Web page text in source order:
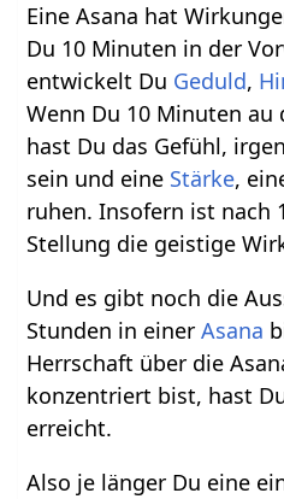
Eine Asana hat
Du 10 Minuten in der
entwickelt Du Geduld,
Wenn Du 10 Minuten
hast Du das Gefühl,
sein und eine Stärke,
ruhen. Insofern ist nach
Stellung die geistige
Und es gibt noch die
Stunden in einerAsana
Herrschaft über die
konzentriert bist, hast
erreicht.
Also je länger Du eine